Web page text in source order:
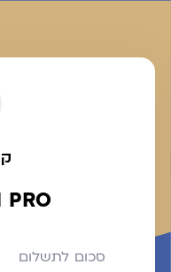
סכום לתשלום